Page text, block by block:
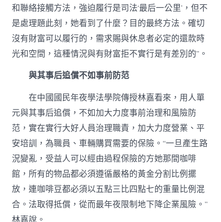
和聯絡接觸方法，強迫履行是司法‘最后一公里’，但不
是處理題此刻，她看到了什麼？目的最終方法。確切
沒有財富可以履行的，需求賜與休息者必定的還款時
光和空間，這種情況與有財富拒不實行是有差別的”。
與其事后追償不如事前防范
在中國國民年夜學法學院傳授林嘉看來，用人單
元與其事后追償，不如加大力度事前治理和風險防
范，實在實行大好人員治理職責，加大力度營業、平
安培訓，為職員、車輛購買需要的保險。“一旦產生路
況變亂，受益人可以經由過程保險的方她那間咖啡
館，所有的物品都必須遵循嚴格的黃金分割比例擺
放，連咖啡豆都必須以五點三比四點七的重量比例混
合。法取得抵償，從而最年夜限制地下降企業風險。”
林嘉說。